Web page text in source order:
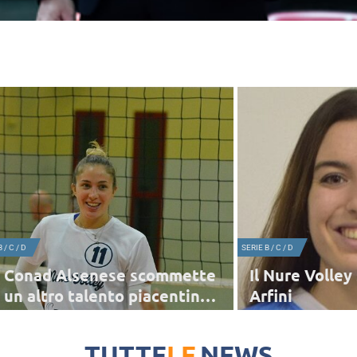
/ C / D
Conad Alsenese scommette
un altro talento piacentino:
Fava
la centrale classe 1997 reduce
SERIE B / C / D
Il Nure
Arfini
protagonista della